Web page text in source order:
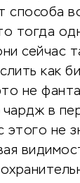
способа
тогда
сейчас
как
не
в
этого не